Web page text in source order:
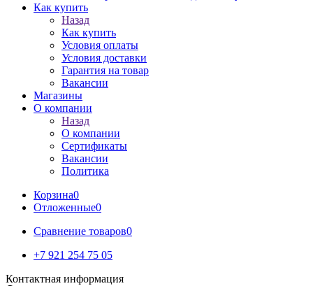
Как купить
Назад
Как купить
Условия оплаты
Условия доставки
Гарантия на товар
Вакансии
Магазины
О компании
Назад
О компании
Сертификаты
Вакансии
Политика
Корзина0
Отложенные0
Сравнение товаров0
+7 921 254 75 05
Контактная информация